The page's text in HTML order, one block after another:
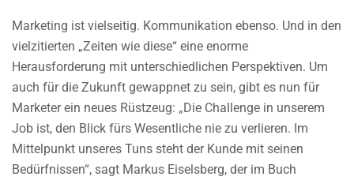
Marketing ist vielseitig. Kommunikation ebenso. Und in den
vielzitierten „Zeiten wie diese“ eine enorme
Herausforderung mit unterschiedlichen Perspektiven. Um
auch für die Zukunft gewappnet zu sein, gibt es nun für
Marketer ein neues Rüstzeug: „Die Challenge in unserem
Job ist, den Blick fürs Wesentliche nie zu verlieren. Im
Mittelpunkt unseres Tuns steht der Kunde mit seinen
Bedürfnissen“, sagt Markus Eiselsberg, der im Buch